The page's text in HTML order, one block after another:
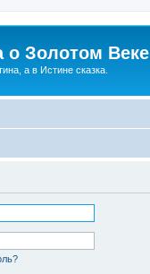
о Золотом Веке
а в Истине сказка.